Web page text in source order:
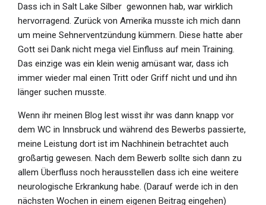
Dass ich in Salt Lake Silber gewonnen hab, war wirklich
hervorragend. Zurück von Amerika musste ich mich dann
um meine Sehnerventzündung kümmern. Diese hatte aber
Gott sei Dank nicht mega viel Einfluss auf mein Training.
Das einzige was ein klein wenig amüsant war, dass ich
immer wieder mal einen Tritt oder Griff nicht und und ihn
länger suchen musste.
Wenn ihr meinen Blog lest wisst ihr was dann knapp vor
dem WC in Innsbruck und während des Bewerbs passierte,
meine Leistung dort ist im Nachhinein betrachtet auch
großartig gewesen. Nach dem Bewerb sollte sich dann zu
allem Überfluss noch herausstellen dass ich eine weitere
neurologische Erkrankung habe. (Darauf werde ich in den
nächsten Wochen in einem eigenen Beitrag eingehen)